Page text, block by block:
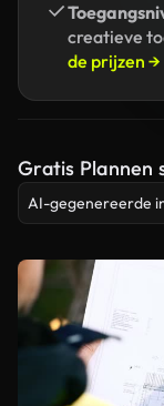
creatieve
de prijzen →
Gratis Plannen
AI-gegenereerde